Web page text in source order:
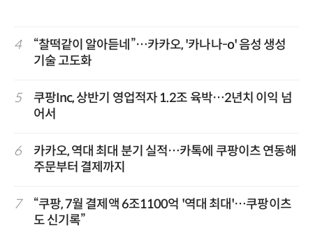
4
“찰떡같이 알아듣네”…카카오, '카나나-o' 음성 생성
기술 고도화
5
쿠팡Inc, 상반기 영업적자 1.2조 육박…2년치 이익 넘
어서
6
카카오, 역대 최대 분기 실적…카톡에 쿠팡이츠 연동해
주문부터 결제까지
7
“쿠팡, 7월 결제액 6조1100억 '역대 최대'…쿠팡이츠
도 신기록”